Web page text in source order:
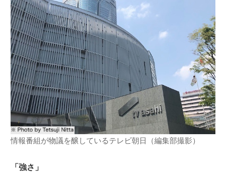
情報番組が物議を醸しているテレビ朝日（編集部撮影）
「強さ」